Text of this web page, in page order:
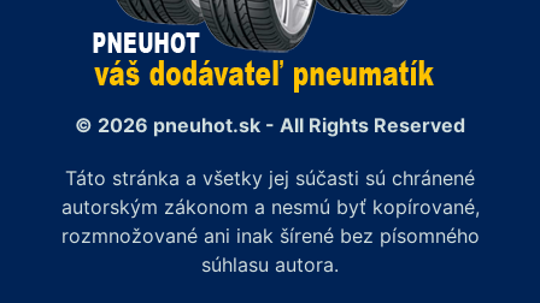
© 2026 pneuhot.sk - All Rights Reserved
Táto stránka a všetky jej súčasti sú chránené
autorským zákonom a nesmú byť kopírované,
rozmnožované ani inak šírené bez písomného
súhlasu autora.